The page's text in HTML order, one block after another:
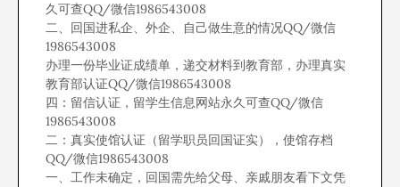
久可查QQ/微信1986543008
二、回国进私企、外企、自己做生意的情况QQ/微信
1986543008
办理一份毕业证成绩单，递交材料到教育部，办理真实
教育部认证QQ/微信1986543008
四：留信认证，留学生信息网站永久可查QQ/微信
1986543008
二：真实使馆认证（留学职员回国证实），使馆存档
QQ/微信1986543008
一、工作未确定，回国需先给父母、亲戚朋友看下文凭